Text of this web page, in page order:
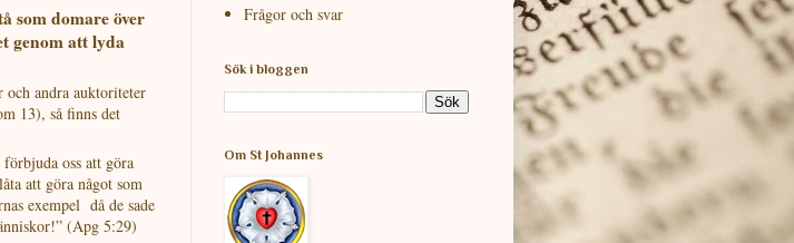
som domare över
genom att lyda
andra auktoriteter
13), så finns det
oss att göra
att göra något som
exempel då de sade
(Apg 5:29)
Frågor och svar
Sök i bloggen
Om St Johannes